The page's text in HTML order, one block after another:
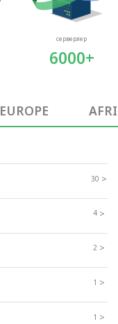
серверлер
6000+
EUROPE
30 >
4 >
2 >
1 >
1 >